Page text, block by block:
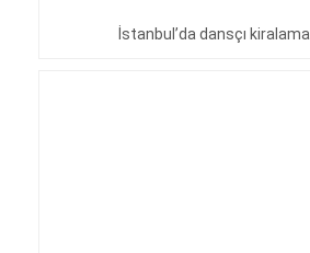
İstanbul’da dansçı kiralama